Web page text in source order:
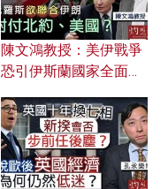
陳文鴻教授：美伊戰爭
恐引伊斯蘭國家全面反
對付北約美國？